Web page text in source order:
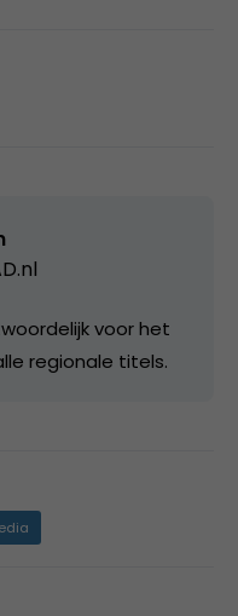
voor het
regionale titels.